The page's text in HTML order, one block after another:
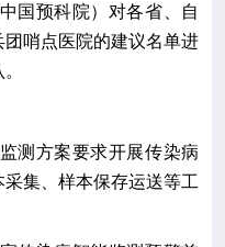
国预科院） 对各省、自
哨点医院的建议名单进
测方案要求开展传染病
采集、样本保存运送等工